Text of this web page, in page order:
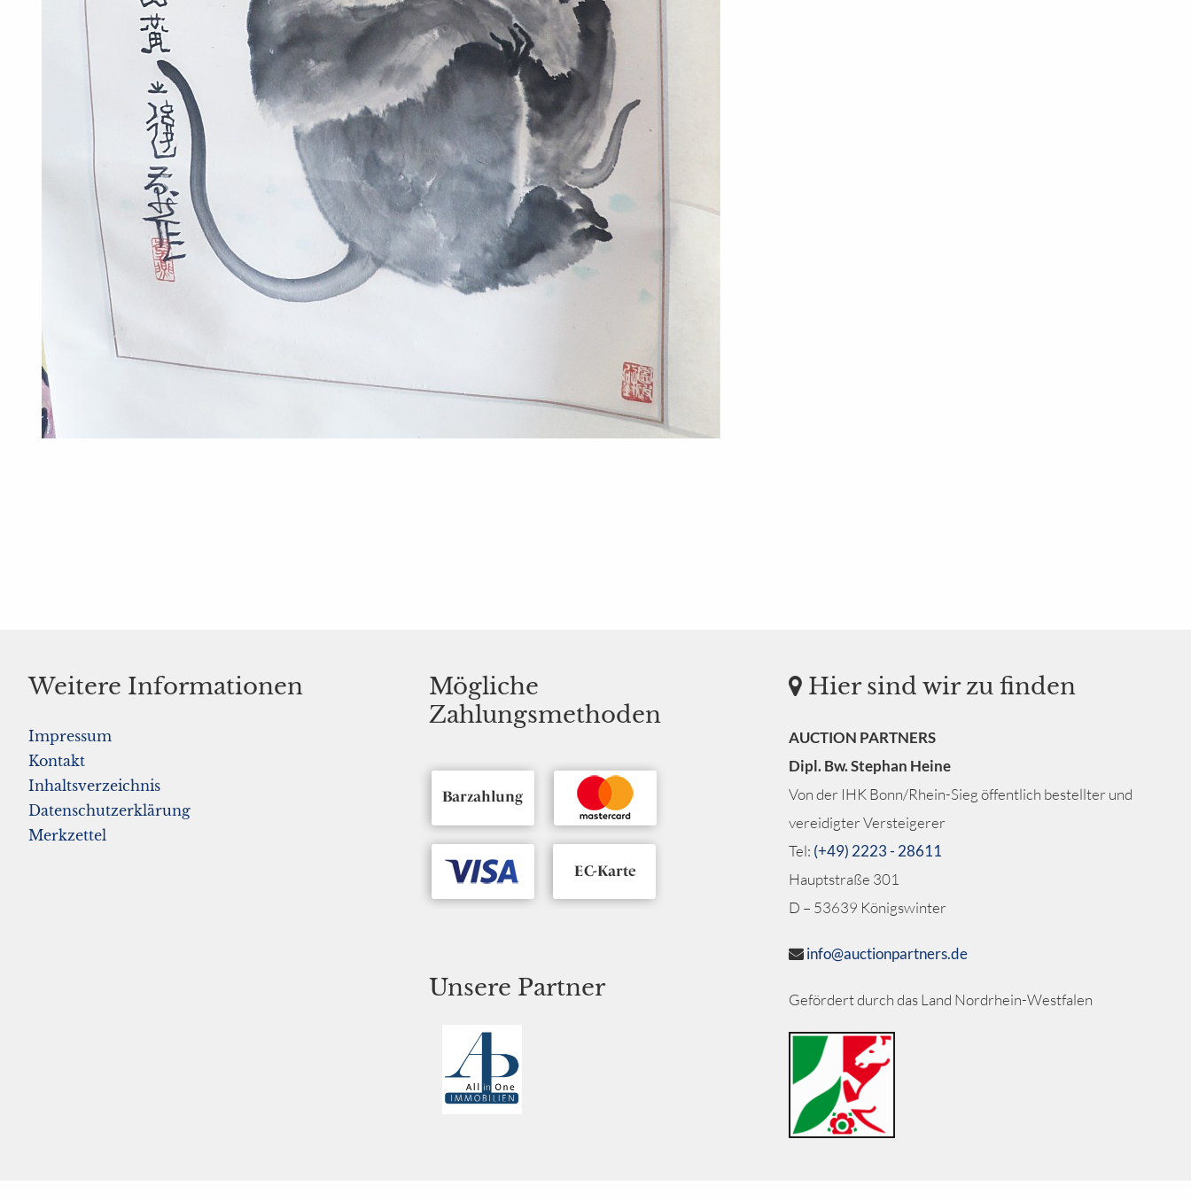
Weitere Informationen
Impressum
Kontakt
Inhaltsverzeichnis
Datenschutzerklärung
Merkzettel
Mögliche
Zahlungsmethoden
Unsere Partner
Hier sind wir zu finden
AUCTION PARTNERS
Dipl. Bw. Stephan Heine
Von der IHK Bonn/Rhein-Sieg öffentlich bestellter und
vereidigter Versteigerer
Tel: (+49) 2223 - 28611
Hauptstraße 301
D – 53639 Königswinter
info@auctionpartners.de
Gefördert durch das Land Nordrhein-Westfalen